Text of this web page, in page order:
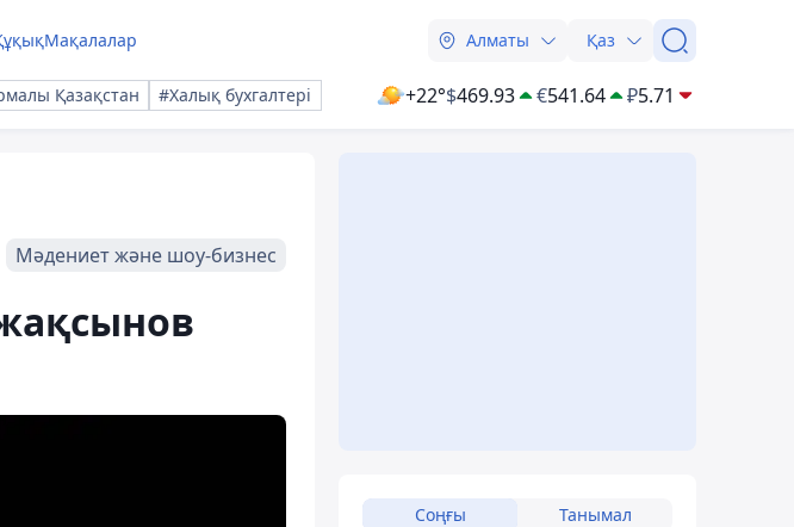
Мақалалар Алматы Қаз
Қазақстан #Халық бухгалтері +22°$469.93 €541.64 ₽5.71
Мәдениет және шоу-бизнес
Соңғы Танымал